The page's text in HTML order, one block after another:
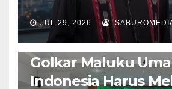
JUL 29, 2026
AMBON METRO JURNALISME AKTIVIS
PENDIDIKAN & OLAHRAGA THE MOLUCCAS
Isi Materi LK-III
Golkar Maluku
Indonesia Harus